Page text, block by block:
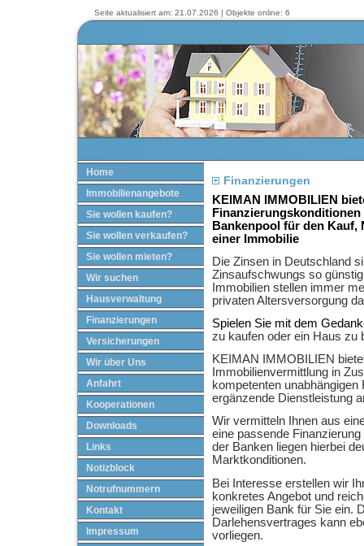
Seite aktualisiert am: 21.07.2026 | Objekte online: 6
Home
Immobilienangebote
Sie wollen kaufen?
Sie wollen verkaufen?
Sie wollen mieten?
Wir suchen
Hausverwaltung
Finanzierungen
Versicherungen
Wir über Uns
Anfahrt
Kooperationen
Downloads
Links
Notizblock
Notrufnummern
Kontakt
Impressum
Finanzierungen
KEIMAN IMMOBILIEN
Bankenpool für den Kauf,
einer Immobilie
Die Zinsen in Deutschland
Zinsaufschwungs so
Immobilien stellen immer
privaten Altersversorgung
Spielen Sie mit dem
zu kaufen oder ein Haus zu
KEIMAN IMMOBILIEN
Immobilienvermittlung in
kompetenten
ergänzende Dienstleistung
Wir vermitteln Ihnen aus
eine passende
der Banken liegen hierbei
Marktkonditionen.
Bei Interesse erstellen wir
konkretes Angebot und
jeweiligen Bank für Sie ein.
Darlehensvertrages kann
vorliegen.